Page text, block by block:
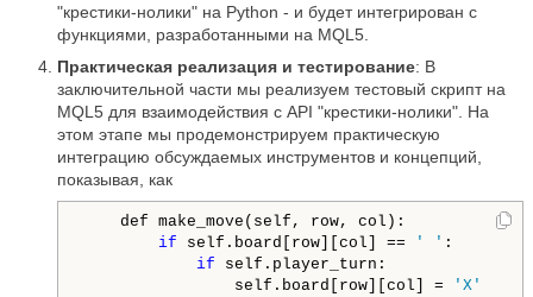
"крестики-нолики" на Python - и будет интегрирован с
функциями, разработанными на MQL5.
Практическая реализация и тестирование: В
заключительной части мы реализуем тестовый скрипт на
MQL5 для взаимодействия с API "крестики-нолики". На
этом этапе мы продемонстрируем практическую
интеграцию обсуждаемых инструментов и концепций,
показывая, как
def make_move(self, row, col):
if self.board[row][col] == ' ' :
if self.player_turn:
self.board[row][col] =
'X'